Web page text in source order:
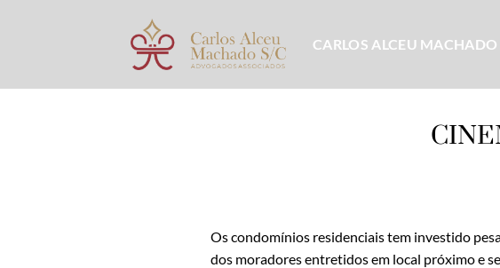
CARLOS ALCEU MACHADO
Os condomínios residenciais tem investido
dos moradores entretidos em local próximo e